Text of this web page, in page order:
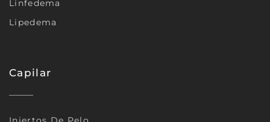
Linfedema
Lipedema
Capilar